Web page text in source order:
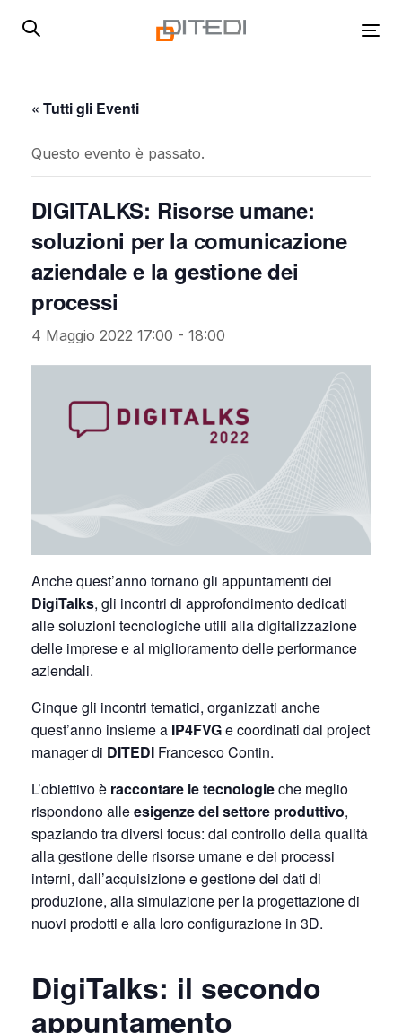
links
content
« Tutti gli Eventi
Questo evento è passato.
DIGITALKS: Risorse umane:
soluzioni per la comunicazione
aziendale e la gestione dei
processi
4 Maggio 2022 17:00 - 18:00
Anche quest’anno tornano gli appuntamenti dei
DigiTalks, gli incontri di approfondimento dedicati
alle soluzioni tecnologiche utili alla digitalizzazione
delle imprese e al miglioramento delle performance
aziendali.
Cinque gli incontri tematici, organizzati anche
quest’anno insieme a IP4FVGe coordinati dal project
manager di DITEDI Francesco Contin.
L’obiettivo è raccontare le tecnologieche meglio
rispondono alleesigenze del settore produttivo,
spaziando tra diversi focus: dal controllo della qualità
alla gestione delle risorse umane e dei processi
interni, dall’acquisizione e gestione dei dati di
produzione, alla simulazione per la progettazione di
nuovi prodotti e alla loro configurazione in 3D.
DigiTalks: il secondo
appuntamento